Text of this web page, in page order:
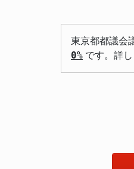
東京都都議会
0% です。詳